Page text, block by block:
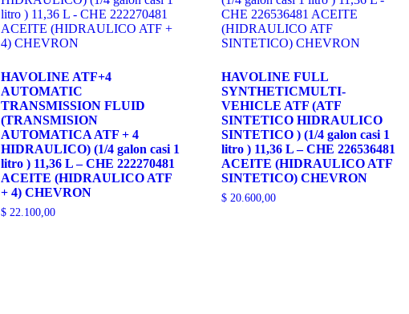
HAVOLINE ATF+4
AUTOMATIC
TRANSMISSION FLUID
(TRANSMISION
AUTOMATICA ATF + 4
HIDRAULICO) (1/4 galon casi 1
litro ) 11,36 L – CHE 222270481
ACEITE (HIDRAULICO ATF
+ 4) CHEVRON
$22.100,00
HAVOLINE FULL
SYNTHETICMULTI-
VEHICLE ATF (ATF
SINTETICO HIDRAULICO
SINTETICO ) (1/4 galon casi 1
litro ) 11,36 L – CHE 226536481
ACEITE (HIDRAULICO ATF
SINTETICO) CHEVRON
$ 20.600,00